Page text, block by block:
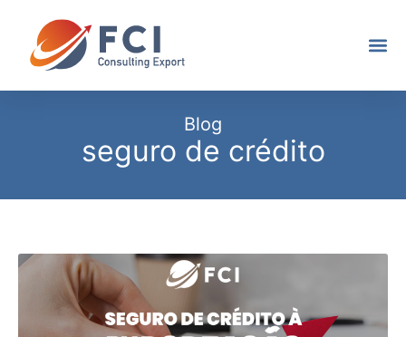
Blog
seguro de crédito